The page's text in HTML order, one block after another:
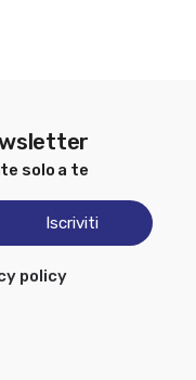
solo a te
policy